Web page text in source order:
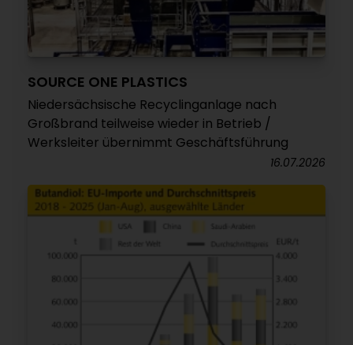
SOURCE ONE PLASTICS
Niedersächsische Recyclinganlage nach
Großbrand teilweise wieder in Betrieb /
Werksleiter übernimmt Geschäftsführung
16.07.2026